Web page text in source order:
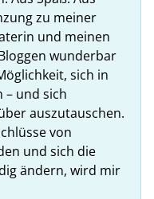
zu meiner
und meinen
wunderbar
sich in
– und sich
auszutauschen.
von
und sich die
ändern, wird mir